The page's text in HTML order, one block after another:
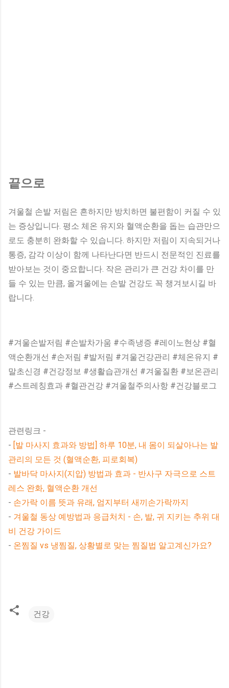
끝으로
겨울철 손발 저림은 흔하지만 방치하면 불편함이 커질 수 있
는 증상입니다. 평소 체온 유지와 혈액순환을 돕는 습관만으
로도 충분히 완화할 수 있습니다. 하지만 저림이 지속되거나
통증, 감각 이상이 함께 나타난다면 반드시 전문적인 진료를
받아보는 것이 중요합니다. 작은 관리가 큰 건강 차이를 만
들 수 있는 만큼, 올겨울에는 손발 건강도 꼭 챙겨보시길 바
랍니다.
#겨울손발저림 #손발차가움 #수족냉증 #레이노현상 #혈
액순환개선 #손저림 #발저림 #겨울건강관리 #체온유지 #
말초신경 #건강정보 #생활습관개선 #겨울질환 #보온관리
#스트레칭효과 #혈관건강 #겨울철주의사항 #건강블로그
관련링크 -
- [발 마사지 효과와 방법] 하루 10분, 내 몸이 되살아나는 발
관리의 모든 것 (혈액순환, 피로회복)
- 발바닥 마사지(지압) 방법과 효과 - 반사구 자극으로 스트
레스 완화, 혈액순환 개선
- 손가락 이름 뜻과 유래, 엄지부터 새끼손가락까지
- 겨울철 동상 예방법과 응급처치 - 손, 발, 귀 지키는 추위 대
비 건강 가이드
- 온찜질 vs 냉찜질, 상황별로 맞는 찜질법 알고계신가요?
건강